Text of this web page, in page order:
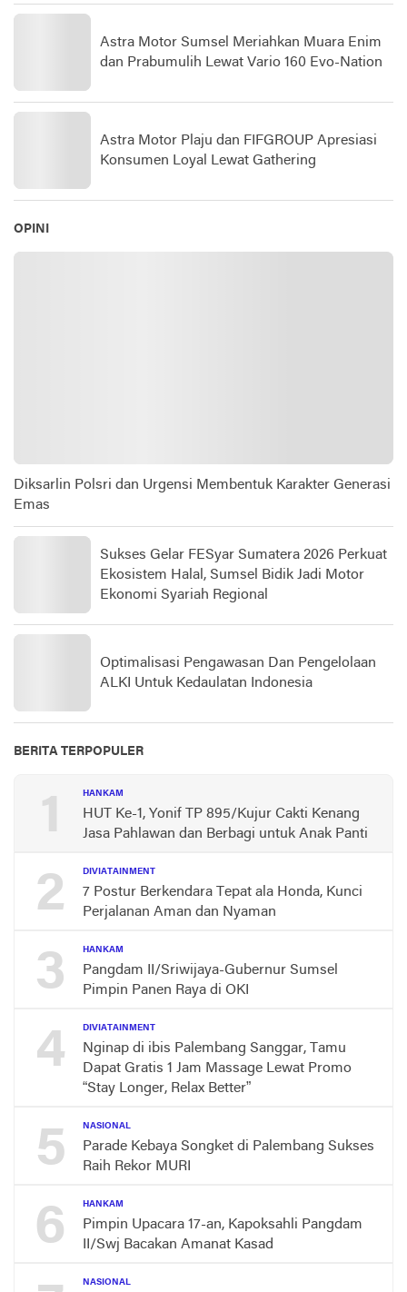
Astra Motor Sumsel Meriahkan Muara Enim
dan Prabumulih Lewat Vario 160 Evo-Nation
Astra Motor Plaju dan FIFGROUP Apresiasi
Konsumen Loyal Lewat Gathering
OPINI
Diksarlin Polsri dan Urgensi Membentuk Karakter Generasi
Emas
Sukses Gelar FESyar Sumatera 2026 Perkuat
Ekosistem Halal, Sumsel Bidik Jadi Motor
Ekonomi Syariah Regional
Optimalisasi Pengawasan Dan Pengelolaan
ALKI Untuk Kedaulatan Indonesia
BERITA TERPOPULER
1 HANKAM
HUT Ke-1, Yonif TP 895/Kujur Cakti Kenang
Jasa Pahlawan dan Berbagi untuk Anak Panti
2 DIVIATAINMENT
7 Postur Berkendara Tepat ala Honda, Kunci
Perjalanan Aman dan Nyaman
3 HANKAM
Pangdam II/Sriwijaya-Gubernur Sumsel
Pimpin Panen Raya di OKI
4 DIVIATAINMENT
Nginap di ibis Palembang Sanggar, Tamu
Dapat Gratis 1 Jam Massage Lewat Promo
“Stay Longer, Relax Better”
5 NASIONAL
Parade Kebaya Songket di Palembang Sukses
Raih Rekor MURI
6 HANKAM
Pimpin Upacara 17-an, Kapoksahli Pangdam
II/Swj Bacakan Amanat Kasad
NASIONAL